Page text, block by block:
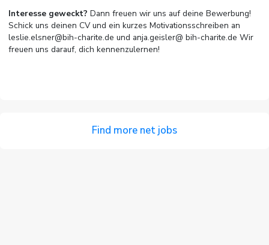
Interesse geweckt? Dann freuen wir uns auf deine Bewerbung!
Schick uns deinen CV und ein kurzes Motivationsschreiben an
leslie.elsner@bih-charite.de und anja.geisler@ bih-charite.de Wir
freuen uns darauf, dich kennenzulernen!
Find more net jobs